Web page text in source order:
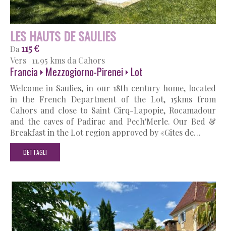
LES HAUTS DE SAULIES
Da 115 €
Vers 11.95 kms da Cahors
Francia Mezzogiorno-Pirenei Lot
Welcome in Saulies, in our 18th century home, located
in the French Department of the Lot, 15kms from
Cahors and close to Saint Cirq-Lapopie, Rocamadour
and the caves of Padirac and Pech'Merle. Our Bed &
Breakfast in the Lot region approved by «Gites de…
DETTAGLI